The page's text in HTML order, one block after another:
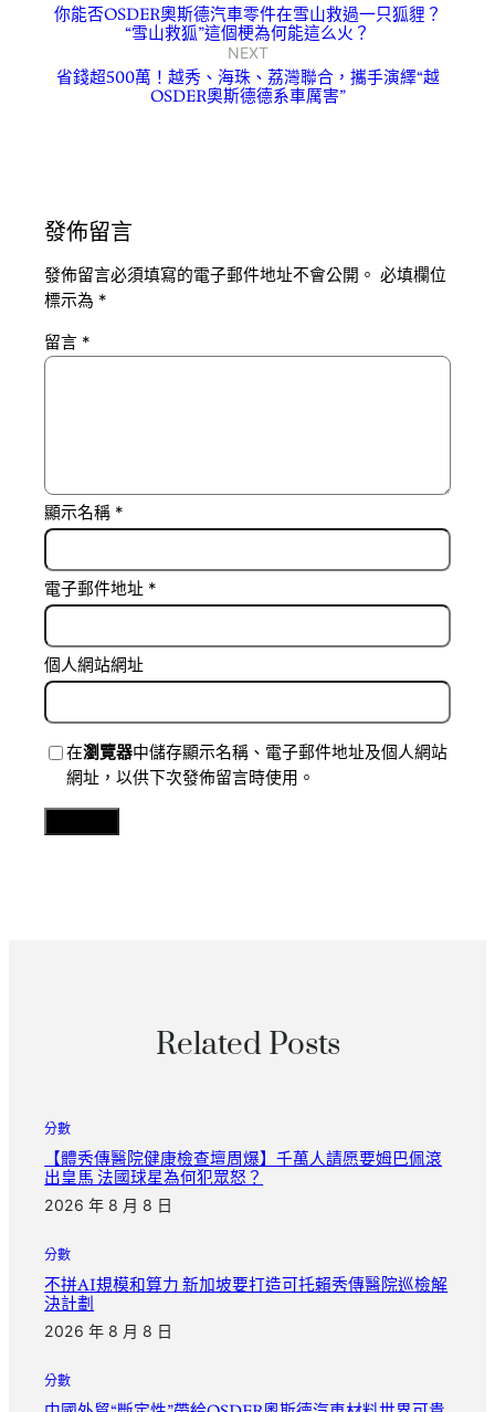
你能否OSDER奧斯德汽車零件在雪山救過一只狐貍？
“雪山救狐”這個梗為何能這么火？
NEXT
省錢超500萬！越秀、海珠、荔灣聯合，攜手演繹“越
OSDER奧斯德德系車厲害”
發佈留言
發佈留言必須填寫的電子郵件地址不會公開。 必填欄位
標示為 *
留言 *
顯示名稱 *
電子郵件地址 *
個人網站網址
在瀏覽器中儲存顯示名稱、電子郵件地址及個人網站
網址，以供下次發佈留言時使用。
Related Posts
分數
【體秀傳醫院健康檢查壇周爆】千萬人請愿要姆巴佩滾
出皇馬 法國球星為何犯眾怒？
2026 年 8 月 8 日
分數
不拼AI規模和算力 新加坡要打造可托賴秀傳醫院巡檢解
決計劃
2026 年 8 月 8 日
分數